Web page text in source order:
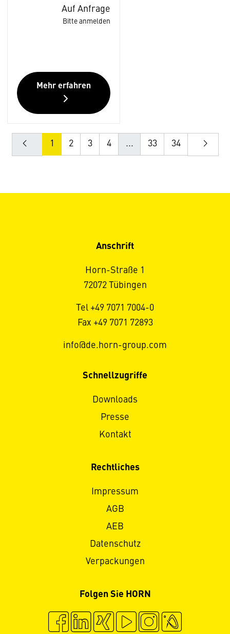
Auf Anfrage
Bitte anmelden
Mehr erfahren
1 2 3 4 ... 33 34
Anschrift
Horn-Straße 1
72072 Tübingen
Tel +49 7071 7004-0
Fax +49 7071 72893
info@de.horn-group.com
Schnellzugriffe
Downloads
Presse
Kontakt
Rechtliches
Impressum
AGB
AEB
Datenschutz
Verpackungen
Folgen Sie HORN